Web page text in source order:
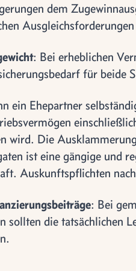
dem
: Bei erheblichen
für beide
ein Ehepartner
wird. Die
ist eine gängige und
Auskunftspflichten
: Bei
sollten die tatsächlichen